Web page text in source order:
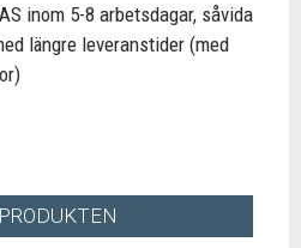
inom 5-8 arbetsdagar, såvida
längre leveranstider (med